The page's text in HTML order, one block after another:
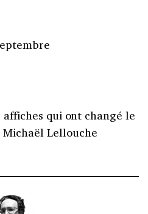
affiches qui ont changé le
Lellouche